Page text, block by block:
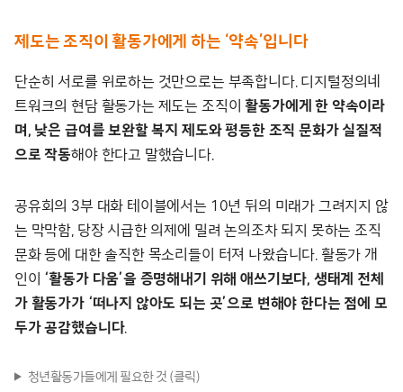
제도는 조직이 활동가에게 하는 ‘약속’입니다
단순히 서로를 위로하는 것만으로는 부족합니다. 디지털정의네
트워크의 현담 활동가는 제도는 조직이활동가에게 한 약속이라
며, 낮은 급여를 보완할 복지 제도와 평등한 조직 문화가 실질적
으로 작동해야 한다고 말했습니다.
공유회의 3부 대화 테이블에서는 10년 뒤의 미래가 그려지지 않
는 막막함, 당장 시급한 의제에 밀려 논의조차 되지 못하는 조직
문화 등에 대한 솔직한 목소리들이 터져 나왔습니다. 활동가 개
인이 ‘활동가 다움’을 증명해내기 위해 애쓰기보다, 생태계 전체
가 활동가가 ‘떠나지 않아도 되는 곳’으로 변해야 한다는 점에 모
두가 공감했습니다.
청년활동가들에게 필요한 것 (클릭)